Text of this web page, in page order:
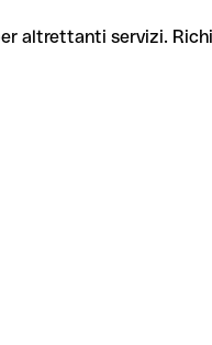
altrettanti servizi.